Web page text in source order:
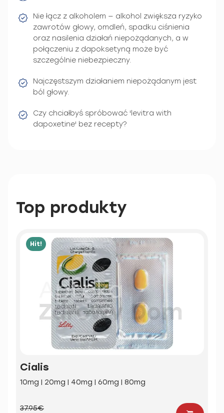
Nie łącz z alkoholem — alkohol zwiększa ryzyko
zawrotów głowy, omdleń, spadku ciśnienia
oraz nasilenia działań niepożądanych, a w
połączeniu z dapoksetyną może być
szczególnie niebezpieczny.
Najczęstszym działaniem niepożądanym jest
ból głowy.
Czy chciałbyś spróbować 'levitra with
dapoxetine' bez recepty?
Top produkty
Hit!
Cialis
10mg | 20mg | 40mg | 60mg | 80mg
37.95€